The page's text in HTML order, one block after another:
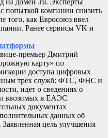
на домен .ru. Эксперты
попыткой компании снизить
того, как Евросоюз ввел
Ранее сервисы VK и
премьер Дмитрий
карту» по
доступа цифровых
трех служб: ФТС, ФНС и
идет о сведениях о
ввозимых в ЕАЭС
документах
данных об
цель улучшения